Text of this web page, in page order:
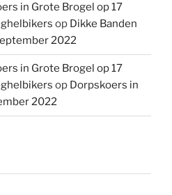
in Grote Brogel op 17
op Dikke Banden
2022
in Grote Brogel op 17
op Dorpskoers in
2022